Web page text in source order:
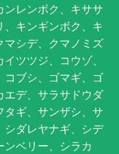
ンレンボク、キササ
キンギンボク、キ
マシデ、クマノミズ
ツツジ、コウゾ、
コブシ、ゴマギ、ゴ
エデ、サラサドウダ
タギ、サンザシ、サ
シダレヤナギ、シデ
ベリー、シラカ